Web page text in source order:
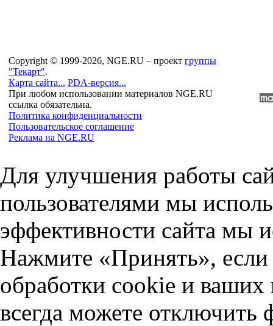
Copyright © 1999-2026, NGE.RU – проект группы
"Текарт".
Карта сайта... PDA-версия...
При любом использовании материалов NGE.RU
ссылка обязательна.
Политика конфиденциальности
Пользовательское соглашение
Реклама на NGE.RU
Для улучшения работы
пользователями мы
эффективности сайта мы
Нажмите «Принять», если
обработки cookie и
всегда можете отключить